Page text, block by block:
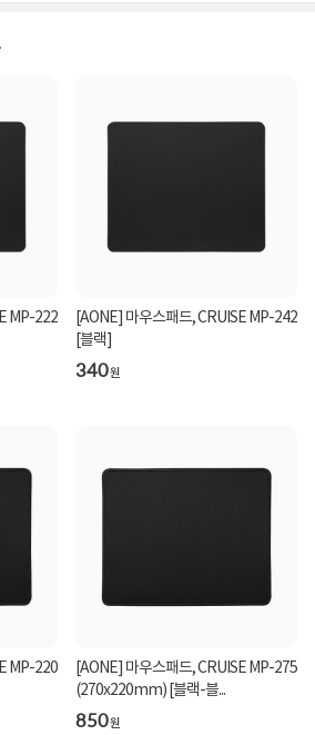
MP-222
[AONE] 마우스패드, CRUISE MP-242
[블랙]
340원
MP-220
[AONE] 마우스패드, CRUISE MP-275
(270x220mm) [블랙-블...
850원